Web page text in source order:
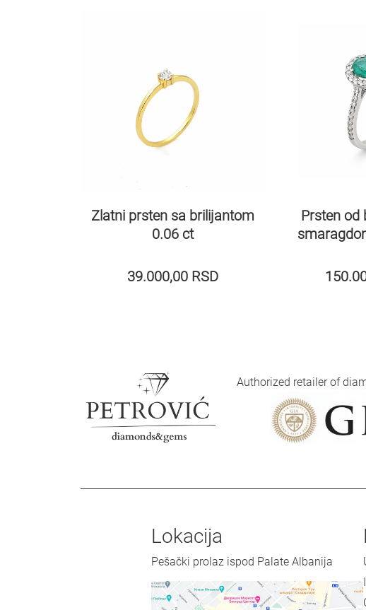
Zlatni prsten sa brilijantom
0.06 ct
39.000,00 RSD
Prsten od
Authorized retailer of
Lokacija
Pešački prolaz ispod Palate Albanija